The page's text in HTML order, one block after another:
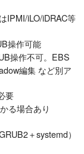
IPMI/iLO/iDRAC等
操作可能
操作不可。EBS
編集 など別ア
要
る場合あり
＋systemd）